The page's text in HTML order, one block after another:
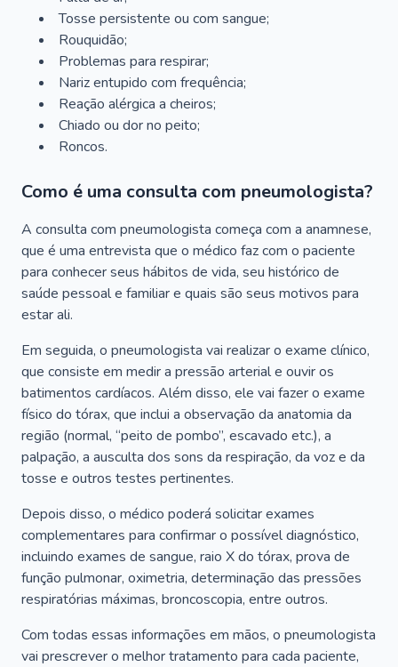
Tosse persistente ou com sangue;
Rouquidão;
Problemas para respirar;
Nariz entupido com frequência;
Reação alérgica a cheiros;
Chiado ou dor no peito;
Roncos.
Como é uma consulta com pneumologista?
A consulta com pneumologista começa com a anamnese,
que é uma entrevista que o médico faz com o paciente
para conhecer seus hábitos de vida, seu histórico de
saúde pessoal e familiar e quais são seus motivos para
estar ali.
Em seguida, o pneumologista vai realizar o exame clínico,
que consiste em medir a pressão arterial e ouvir os
batimentos cardíacos. Além disso, ele vai fazer o exame
físico do tórax, que inclui a observação da anatomia da
região (normal, “peito de pombo”, escavado etc.), a
palpação, a ausculta dos sons da respiração, da voz e da
tosse e outros testes pertinentes.
Depois disso, o médico poderá solicitar exames
complementares para confirmar o possível diagnóstico,
incluindo exames de sangue, raio X do tórax, prova de
função pulmonar, oximetria, determinação das pressões
respiratórias máximas, broncoscopia, entre outros.
Com todas essas informações em mãos, o pneumologista
vai prescrever o melhor tratamento para cada paciente,